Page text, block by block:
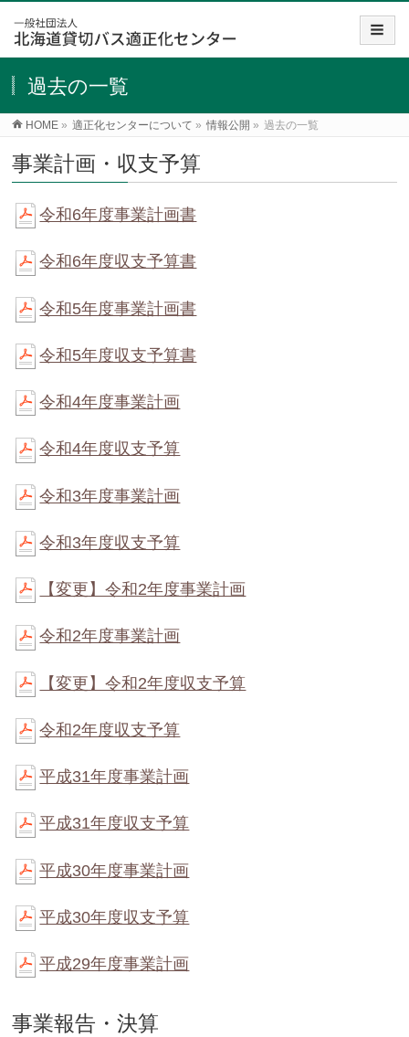
過去の一覧
HOME » 適正化センターについて » 情報公開 » 過去の一覧
事業計画・収支予算
令和6年度事業計画書
令和6年度収支予算書
令和5年度事業計画書
令和5年度収支予算書
令和4年度事業計画
令和4年度収支予算
令和3年度事業計画
令和3年度収支予算
【変更】令和2年度事業計画
令和2年度事業計画
【変更】令和2年度収支予算
令和2年度収支予算
平成31年度事業計画
平成31年度収支予算
平成30年度事業計画
平成30年度収支予算
平成29年度事業計画
事業報告・決算